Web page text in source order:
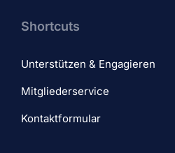
Shortcuts
Unterstützen & Engagieren
Mitgliederservice
Kontaktformular